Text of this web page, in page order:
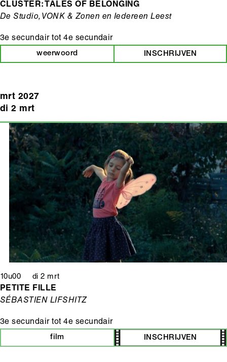
3e secundairtot4e secundair
CLUSTER: TALES OF BELONGING
De Studio, VONK & Zonen en Iedereen Leest
weerwoord INSCHRIJVEN
mrt 2027
di 2 mrt
10u00 di 2 mrt
3e secundairtot4e secundair
PETITE FILLE
SÉBASTIEN LIFSHITZ
film INSCHRIJVEN